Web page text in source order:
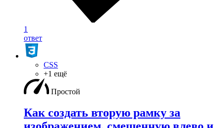
1
ответ
CSS
+1 ещё
Простой
Как создать вторую рамку за